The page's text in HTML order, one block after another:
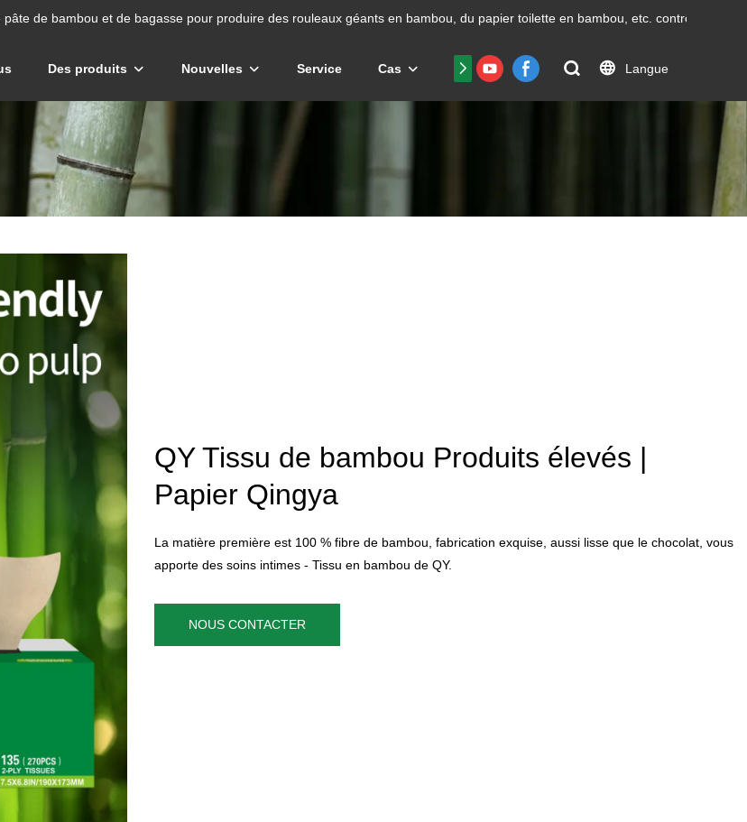
de bambou et de bagasse pour produire des rouleaux géants en bambou, du papier toilette en bambou, etc. contrôle avec
Des produits Nouvelles Service Cas Nous contacter FAQ Certificat
Langue
QY Tissu de bambou Produits élevés |
Papier Qingya
La matière première est 100 % fibre de bambou, fabrication exquise, aussi lisse que le chocolat, vous
apporte des soins intimes - Tissu en bambou de QY.
NOUS CONTACTER